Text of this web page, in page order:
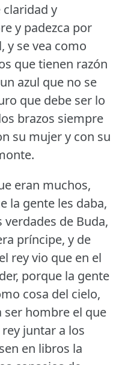
claridad y
y padezca por
y se vea como
que tienen razón
azul que no se
que debe ser lo
brazos siempre
su mujer y con su
eran muchos,
la gente les daba,
de Buda,
príncipe, y de
rey vio que en el
porque la gente
cosa del cielo,
hombre el que
juntar a los
en libros la